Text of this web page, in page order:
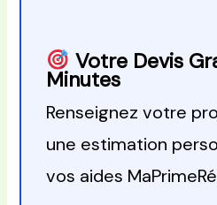
Votre Devis
Minutes
Renseignez votre
une estimation
vos aides